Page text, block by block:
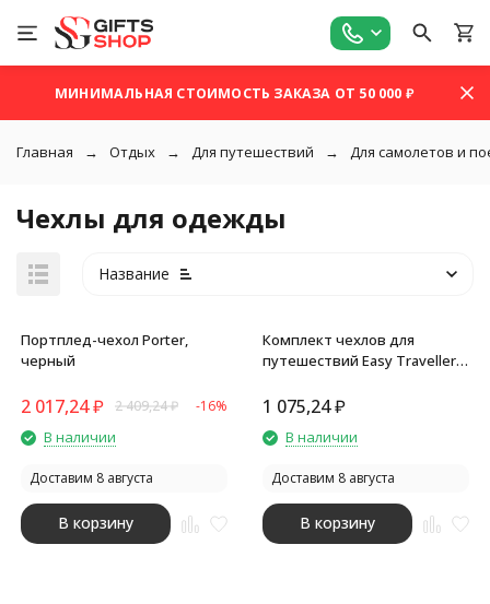
МИНИМАЛЬНАЯ СТОИМОСТЬ ЗАКАЗА ОТ 50 000 ₽
Главная Отдых Для путешествий Для самолетов и
Чехлы для одежды
Название
покупателей
Портплед-чехол Porter,
черный
2 017,24₽ 2 409,24₽ -16%
В наличии
Доставим 8 августа
В корзину
Комплект чехлов для
путешествий Easy Traveller,
1 075,24₽
В наличии
Доставим 8 августа
В корзину